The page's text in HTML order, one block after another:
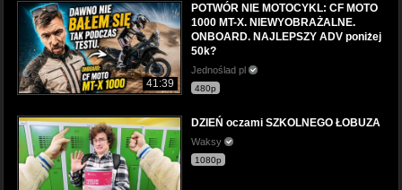
41:39
POTWÓR NIE MOTOCYKL: CF MOTO
1000 MT-X. NIEWYOBRAŻALNE.
ONBOARD. NAJLEPSZY ADV poniżej
50k?
Jednoślad pl
480p
DZIEŃ oczami SZKOLNEGO ŁOBUZA
Waksy
1080p